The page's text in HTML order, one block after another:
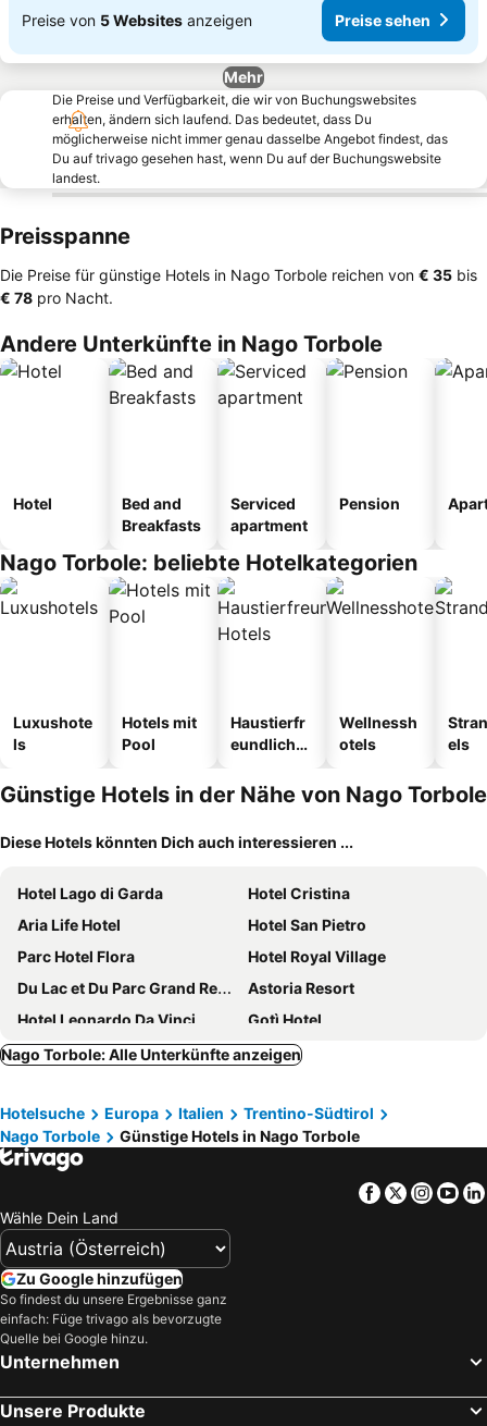
Preise von 5 Websites anzeigen Preise sehen
Mehr
Die Preise und Verfügbarkeit, die wir von Buchungswebsites
erhalten, ändern sich laufend. Das bedeutet, dass Du
möglicherweise nicht immer genau dasselbe Angebot findest, das
Du auf trivago gesehen hast, wenn Du auf der Buchungswebsite
landest.
Preisspanne
Die Preise für günstige Hotels in Nago Torbole reichen von ‎€ 35 bis
‎€ 78 pro Nacht.
Andere Unterkünfte in Nago Torbole
Hotel
Bed and
Breakfasts
Serviced
apartment
Pension
Nago Torbole: beliebte Hotelkategorien
Luxushote
ls
Hotels mit
Pool
Haustierfr
eundliche
Wellnessh
otels
els
Günstige Hotels in der Nähe von Nago Torbole
Diese Hotels könnten Dich auch interessieren ...
Hotel Lago di Garda
Hotel Cristina
Aria Life Hotel
Hotel San Pietro
Parc Hotel Flora
Hotel Royal Village
Du Lac et Du Parc Grand Resort
Astoria Resort
Hotel Leonardo Da Vinci
Gotì Hotel
Lake Hotel Benaco
epOche Hotel 1889
Hotel Sole - La Fenice
Aktiv Hotel Eden
Hotel Castell
Hotel Savoy Palace - Tonelli Hotels
Hotel Al Maso
Hotel Europa - Skypool & Panorama
Beach Hotel Du Lac Malcesine
Caravel Bike Hotel
Hotel Le Balze Aktiv & Wellness
Hotel Miralago
Villa Fiore
Hotel Sole Relax & Panorama
Brione Green Resort
Hotel Drago by Double Hospitality
Nago Torbole: Alle Unterkünfte anzeigen
Hotelsuche Europa Italien
Trentino-Südtirol
Nago Torbole
Günstige Hotels in Nago Torbole
Facebook
Twitter
Wähle Dein Land
Zu Google hinzufügen
So findest du unsere Ergebnisse ganz
einfach: Füge trivago als bevorzugte
Quelle bei Google hinzu.
Unternehmen
Unsere Produkte